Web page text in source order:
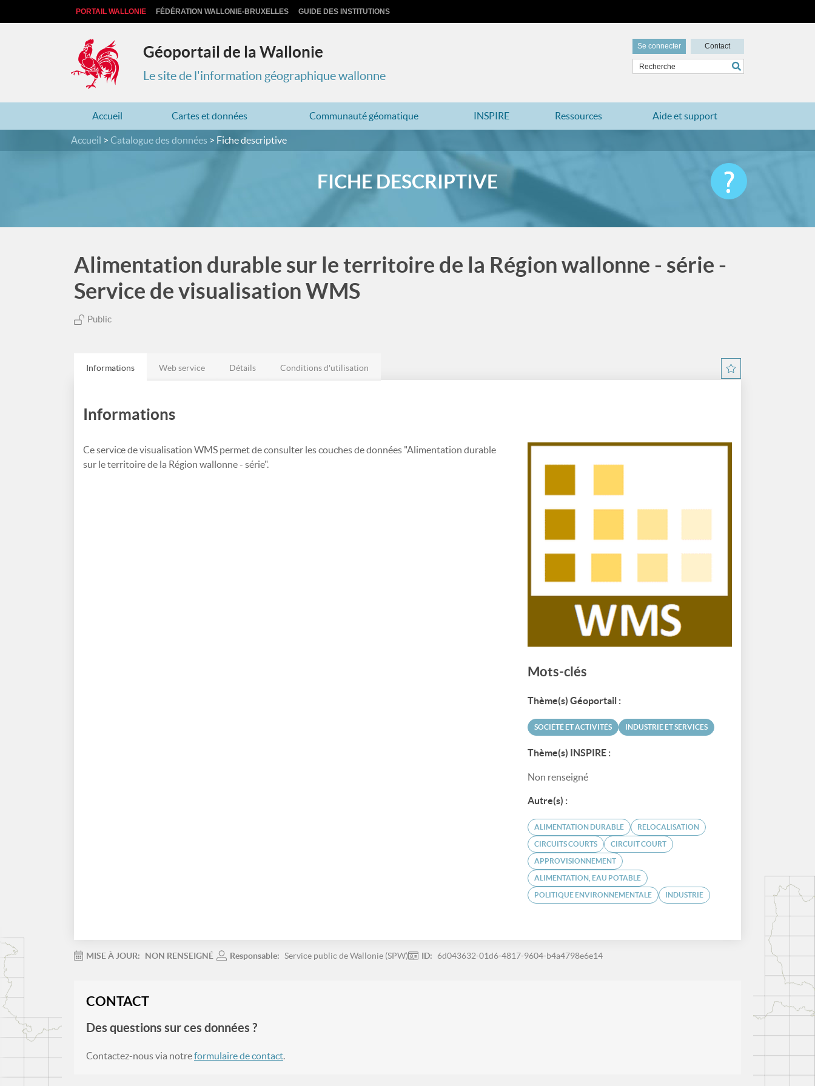
PORTAIL WALLONIE FÉDÉRATION WALLONIE-BRUXELLES GUIDE DES INSTITUTIONS
Géoportail de la Wallonie
Le site de l'information géographique wallonne
Se connecter Contact
Accueil Cartes et données Communauté géomatique INSPIRE Ressources Aide et support
Accueil Catalogue des données Fiche descriptive
FICHE DESCRIPTIVE
Alimentation durable sur le territoire de la Région wallonne - série -
Service de visualisation WMS
Public
Informations Web service Détails Conditions d'utilisation
Informations
Ce service de visualisation WMS permet de consulter les couches de données "Alimentation durable
sur le territoire de la Région wallonne - série".
Mots-clés
Thème(s) Géoportail :
SOCIÉTÉ ET ACTIVITÉS INDUSTRIE ET SERVICES
Thème(s) INSPIRE :
Non renseigné
Autre(s) :
ALIMENTATION DURABLE RELOCALISATION
CIRCUITS COURTS CIRCUIT COURT
APPROVISIONNEMENT
ALIMENTATION, EAU POTABLE
POLITIQUE ENVIRONNEMENTALE INDUSTRIE
MISE À JOUR: NON RENSEIGNÉ Responsable: Service public de Wallonie (SPW) ID: 6d043632-01d6-4817-9604-b4a4798e6e14
CONTACT
Des questions sur ces données ?
Contactez-nous via notreformulaire de contact.